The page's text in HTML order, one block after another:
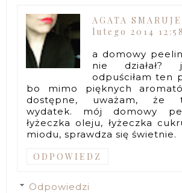
AGATA SMARUJE
lutego 2014 12:58
a domowy
nie działał?
odpuściłam ten
bo mimo pięknych
dostępne, uważam, że
wydatek. mój domowy
łyżeczka oleju, łyżeczka
miodu, sprawdza się świetnie.
ODPOWIEDZ
Odpowiedzi